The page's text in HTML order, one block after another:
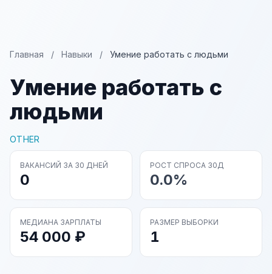
Главная / Навыки / Умение работать с людьми
Умение работать с
людьми
OTHER
ВАКАНСИЙ ЗА 30 ДНЕЙ
0
РОСТ СПРОСА 30Д
0.0%
МЕДИАНА ЗАРПЛАТЫ
54 000 ₽
РАЗМЕР ВЫБОРКИ
1